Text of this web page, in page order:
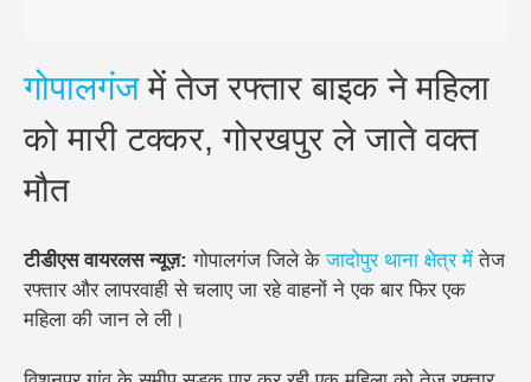
गोपालगंजमें तेज रफ्तार बाइक ने महिला
को मारी टक्कर, गोरखपुर ले जाते वक्त
मौत
टीडीएस वायरलस न्यूज़: गोपालगंज जिले केजादोपुर थाना क्षेत्र में तेज
रफ्तार और लापरवाही से चलाए जा रहे वाहनों ने एक बार फिर एक
महिला की जान ले ली।